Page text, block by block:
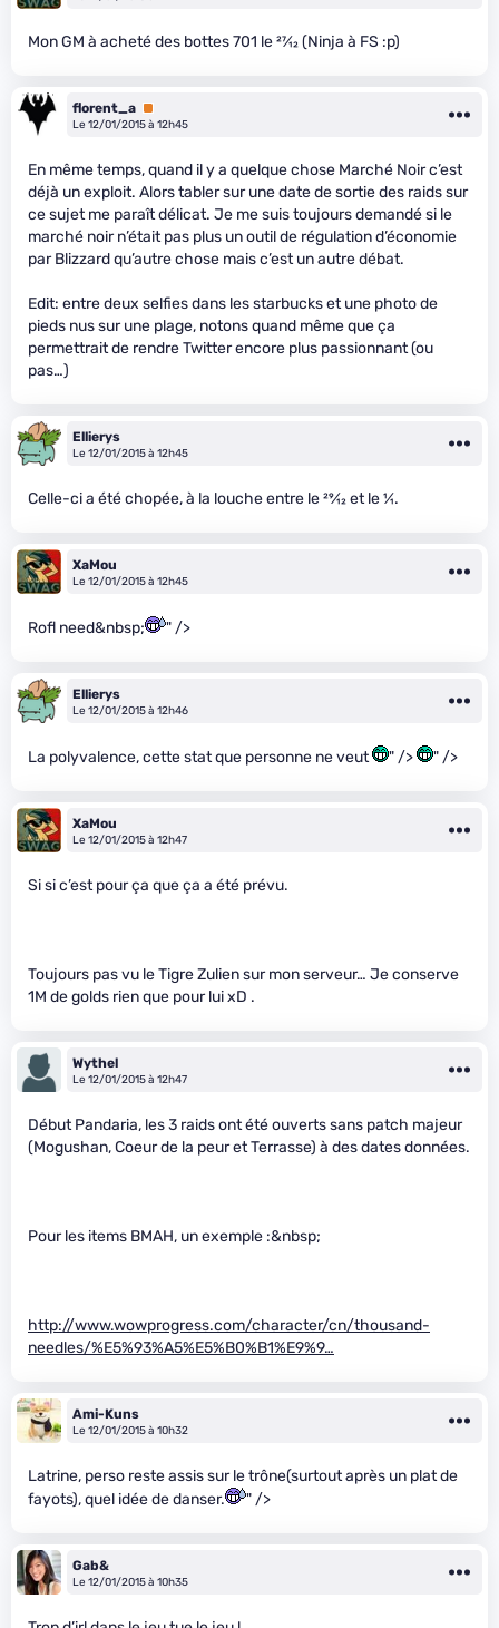
Mon GM à acheté des bottes 701 le27⁄12(Ninja à FS :p)
florent_a Premium
Le 12/01/2015 à 12h45
En même temps, quand il y a quelque chose Marché Noir c’est
déjà un exploit. Alors tabler sur une date de sortie des raids sur
ce sujet me paraît délicat. Je me suis toujours demandé si le
marché noir n’était pas plus un outil de régulation d’économie
par Blizzard qu’autre chose mais c’est un autre débat.
Edit: entre deux selfies dans les starbucks et une photo de
pieds nus sur une plage, notons quand même que ça
permettrait de rendre Twitter encore plus passionnant (ou
pas…)
Ellierys
Le 12/01/2015 à 12h45
Celle-ci a été chopée, à la louche entre le29⁄12et le1⁄1.
XaMou
Le 12/01/2015 à 12h45
Rofl need&nbsp; " />
Ellierys
Le 12/01/2015 à 12h46
La polyvalence, cette stat que personne ne veut " /> " />
XaMou
Le 12/01/2015 à 12h47
Si si c’est pour ça que ça a été prévu.
Toujours pas vu le Tigre Zulien sur mon serveur… Je conserve
1M de golds rien que pour lui xD .
Wythel
Le 12/01/2015 à 12h47
Début Pandaria, les 3 raids ont été ouverts sans patch majeur
(Mogushan, Coeur de la peur et Terrasse) à des dates données.
Pour les items BMAH, un exemple :&nbsp;
http://www.wowprogress.com/character/cn/thousand-
needles/%E5%93%A5%E5%B0%B1%E9%9…
Ami-Kuns
Le 12/01/2015 à 10h32
Latrine, perso reste assis sur le trône(surtout après un plat de
fayots), quel idée de danser.
" />
Gab&
Le 12/01/2015 à 10h35